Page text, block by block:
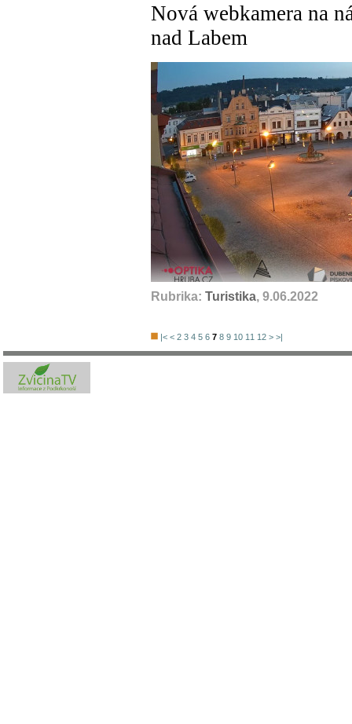
Nová webkamera na
nad Labem
Rubrika: Turistika, 9.06.2022
|< < 2 3 4 5 6 7 8 9 10 11 12 > >|